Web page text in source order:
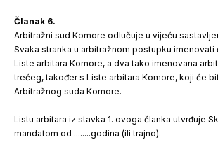
Članak 6.
Arbitražni sud Komore odlučuje u vijeću
Svaka stranka u arbitražnom postupku imenovati
Liste arbitara Komore, a dva tako imenovana
trećeg, također s Liste arbitara Komore, koji će
Arbitražnog suda Komore.
Listu arbitara iz stavka 1. ovoga članka utvrđuje
mandatom od ........godina (ili trajno).